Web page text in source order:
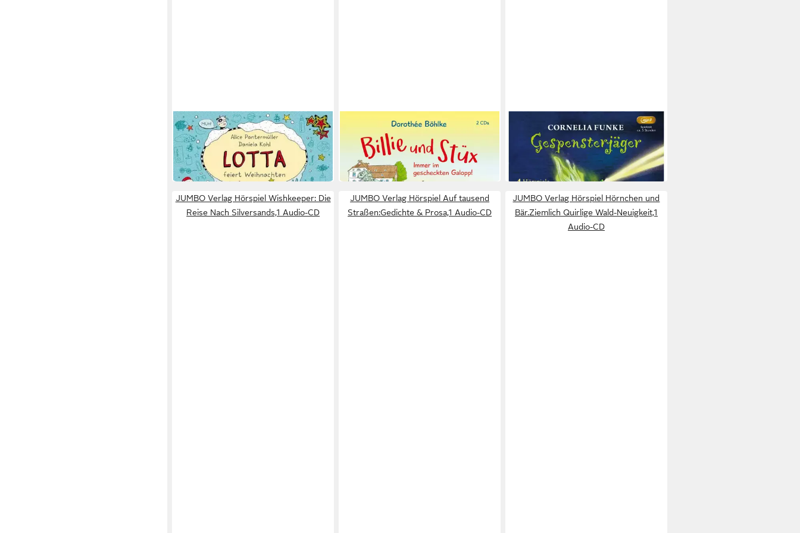
JUMBO VERLAG
Hörspiel Mein Lotta-Leben: Lotta
feiert Weihnachten,1 Audio-CD
10,45 €
in 3-4 Werktagen bei dir
JUMBO VERLAG
Hörspiel Billie & Stüx - Immer im
gescheckten Galopp!.Tl.2,2 Audio-CD
15,80 €
in 3-4 Werktagen bei dir
JUMBO VERLAG
Hörspiel Gespensterjäger:Vier
Hörspiele,1 MP3-CD
in 3-4 Werktagen bei dir
JUMBO Verlag Hörspiel Wishkeeper: Die
Reise Nach Silversands,1 Audio-CD
JUMBO Verlag Hörspiel Auf tausend
Straßen:Gedichte & Prosa,1 Audio-CD
JUMBO Verlag Hörspiel Hörnchen und
Bär.Ziemlich Quirlige Wald-Neuigkeit,1
Audio-CD